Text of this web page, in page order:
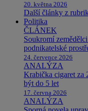
20. května 2026
Další články z
Politika
ČLÁNEK
Soukromí
podnikatelské
24. července 2026
ANALÝZA
Krabička cigaret za
být do 5 let
17. června 2026
ANALÝZA